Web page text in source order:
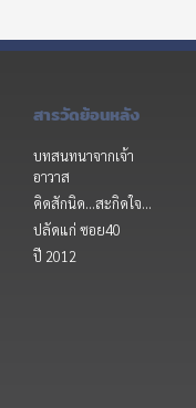
สารวัดย้อนหลัง
บทสนทนาจากเจ้า
อาวาส
คิดสักนิด...สะกิดใจ...
ปลัดแก่ ซอย40
ปี 2012